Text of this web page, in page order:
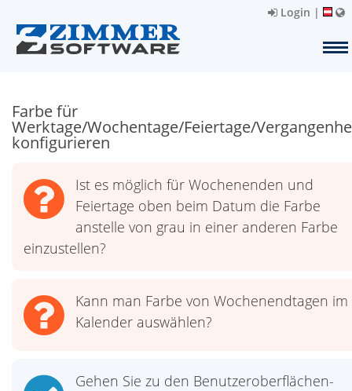
Login |
Farbe für
Werktage/Wochentage/Feiertage/
konfigurieren
Ist es möglich für Wochenenden und
Feiertage oben beim Datum die Farbe
anstelle von grau in einer anderen Farbe
einzustellen?
Kann man Farbe von Wochenendtagen im
Kalender auswählen?
Gehen Sie zu den Benutzeroberflächen-